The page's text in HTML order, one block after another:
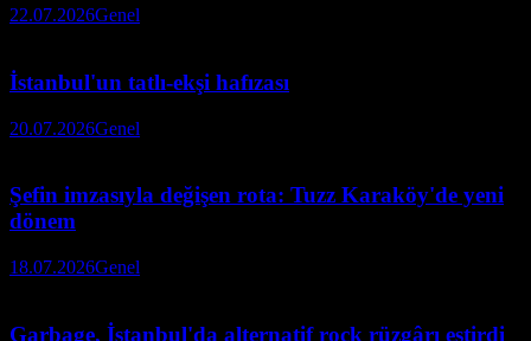
22.07.2026Genel
İstanbul'un tatlı-ekşi hafızası
20.07.2026Genel
Şefin imzasıyla değişen rota: Tuzz Karaköy'de yeni
dönem
18.07.2026Genel
Garbage, İstanbul'da alternatif rock rüzgârı estirdi